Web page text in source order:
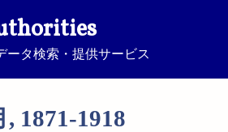
ータ検索・提供サービス
1871-1918